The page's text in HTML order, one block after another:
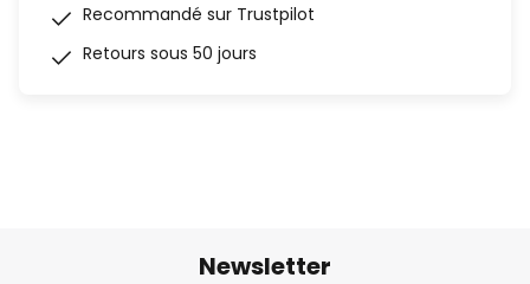
Recommandé sur Trustpilot
Retours sous 50 jours
Newsletter